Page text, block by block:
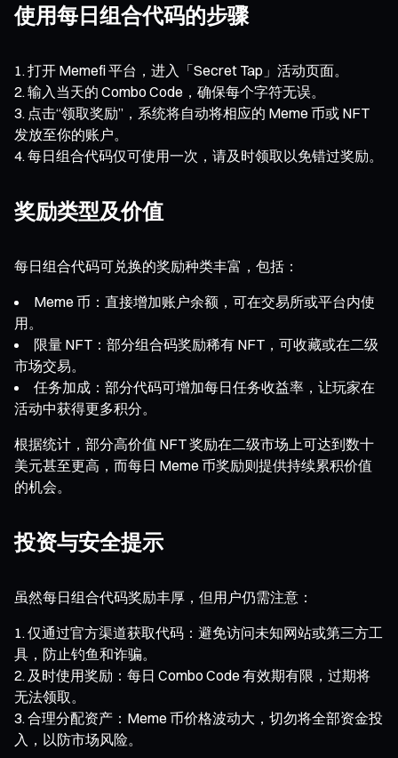
使用每日组合代码的步骤
打开 Memefi 平台，进入「Secret Tap」活动页面。
输入当天的 Combo Code，确保每个字符无误。
点击“领取奖励”，系统将自动将相应的 Meme 币或 NFT
发放至你的账户。
每日组合代码仅可使用一次，请及时领取以免错过奖励。
奖励类型及价值
每日组合代码可兑换的奖励种类丰富，包括：
Meme 币：直接增加账户余额，可在交易所或平台内使
用。
限量 NFT：部分组合码奖励稀有 NFT，可收藏或在二级
市场交易。
任务加成：部分代码可增加每日任务收益率，让玩家在
活动中获得更多积分。
根据统计，部分高价值 NFT 奖励在二级市场上可达到数十
美元甚至更高，而每日 Meme 币奖励则提供持续累积价值
的机会。
投资与安全提示
虽然每日组合代码奖励丰厚，但用户仍需注意：
仅通过官方渠道获取代码：避免访问未知网站或第三方工
具，防止钓鱼和诈骗。
及时使用奖励：每日 Combo Code 有效期有限，过期将
无法领取。
合理分配资产：Meme 币价格波动大，切勿将全部资金投
入，以防市场风险。